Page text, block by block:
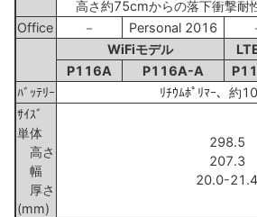
高さ約75cmからの落下衝撃耐
Office
－ Personal 2016
WiFiモデル
P116A
P116A-A
ﾊﾞｯﾃﾘｰ
ﾘﾁｳﾑﾎﾟﾘﾏｰ、約
ｻｲｽﾞ
単体
高さ
幅
厚さ
(mm)
298.5
207.3
20.0-21.4